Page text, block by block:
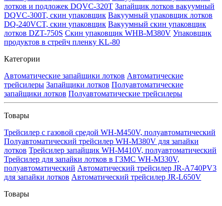
лотков и подложек DQVC-320T Запайщик лотков вакуумный
DQVC-300T, скин упаковщик Вакуумный упаковщик лотков
DQ-240VCT, скин упаковщик Вакуумный скин упаковщик
лотков DZT-750S Скин упаковщик WHB-M380V Упаковщик
продуктов в стрейч пленку KL-80
Категории
Автоматические запайщики лотков Автоматические
трейсилеры Запайщики лотков Полуавтоматические
запайщики лотков Полуавтоматические трейсилеры
Товары
Трейсилер с газовой средой WH-M450V, полуавтоматический
Полуавтоматический трейсилер WH-M380V для запайки
лотков Трейсилер запайщик WH-M410V, полуавтоматический
Трейсилер для запайки лотков в ГЗМС WH-M330V,
полуавтоматический Автоматический трейсилер JR-A740PV3
для запайки лотков Автоматический трейсилер JR-L650V
Товары